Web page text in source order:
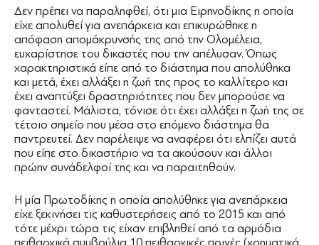
Δεν πρέπει να παραληφθεί, ότι μια Ειρηνοδίκης η οποία
είχε απολυθεί για ανεπάρκεια και επικυρώθηκε η
απόφαση απομάκρυνσής της από την Ολομέλεια,
ευχαρίστησε του δικαστές που την απέλυσαν. Όπως
χαρακτηριστικά είπε από το διάστημα που απολύθηκα
και μετά, έχει αλλάξει η ζωή της προς το καλλίτερο και
έχει αναπτύξει δραστηριότητες που δεν μπορούσε να
φανταστεί. Μάλιστα, τόνισε ότι έχει αλλάξει η ζωή της σε
τέτοιο σημείο που μέσα στο επόμενο διάστημα θα
παντρευτεί. Δεν παρέλειψε να αναφέρει ότι ελπίζει αυτά
που είπε στο δικαστήριο να τα ακούσουν και άλλοι
πρώην συνάδελφοί της και να παραιτηθούν.
Η μία Πρωτοδίκης η οποία απολύθηκε για ανεπάρκεια
είχε ξεκινήσει τις καθυστερήσεις από το 2015 και από
τότε μέχρι τώρα τις είχαν επιβληθεί από τα αρμόδια